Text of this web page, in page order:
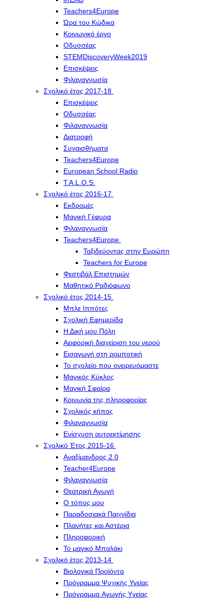
Teachers4Europe
Ώρα του Κώδικα
Κοινωνικό έργο
Οδυσσέας
STEMDiscoveryWeek2019
Επισκέψεις
Φιλαναγνωσία
Σχολικό έτος 2017-18
Επισκέψεις
Οδυσσέας
Φιλαναγνωσία
Διατροφή
Συναισθήματα
Teachers4Europe
European School Radio
T.A.L.O.S.
Σχολικό έτος 2016-17
Εκδρομές
Μαγική Γέφυρα
Φιλαναγνωσία
Teachers4Europe
Ταξιδεύοντας στην Ευρώπη
Teachers for Europe
Φεστιβάλ Επιστημών
Μαθητικό Ραδιόφωνο
Σχολικό έτος 2014-15
Μπλε Ιππότες
Σχολική Εφημερίδα
Η Δική μου Πόλη
Αειφορική διαχείριση του νερού
Εισαγωγή στη ρομποτική
Το σχολείο που ονειρευόμαστε
Μαγικός Κύκλος
Μαγική Σφαίρα
Kοινωνία της πληροφορίας
Σχολικός κήπος
Φιλαναγνωσία
Eνίσχυση αυτοεκτίμησης
Σχολικό Έτος 2015-16
Αναξίμανδρος 2.0
Teacher4Europe
Φιλαναγνωσία
Θεατρική Αγωγή
Ο τόπος μου
Παραδοσιακά Παιχνίδια
Πλανήτες και Αστέρια
Πληροφορική
Το μαγικό Μπαλάκι
Σχολικό έτος 2013-14
Βιολογικά Προϊόντα
Πρόγραμμα Ψυχικής Υγείας
Πρόγραμμα Aγωγής Yγείας